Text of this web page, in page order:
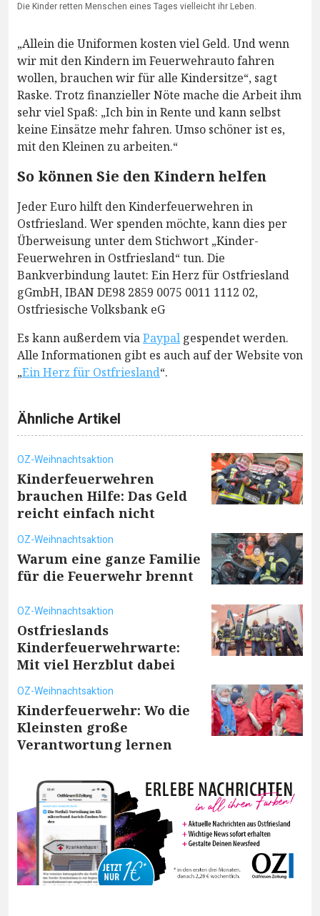
Die Kinder retten Menschen eines Tages vielleicht ihr Leben.
„Allein die Uniformen kosten viel Geld. Und wenn
wir mit den Kindern im Feuerwehrauto fahren
wollen, brauchen wir für alle Kindersitze“, sagt
Raske. Trotz finanzieller Nöte mache die Arbeit ihm
sehr viel Spaß: „Ich bin in Rente und kann selbst
keine Einsätze mehr fahren. Umso schöner ist es,
mit den Kleinen zu arbeiten.“
So können Sie den Kindern helfen
Jeder Euro hilft den Kinderfeuerwehren in
Ostfriesland. Wer spenden möchte, kann dies per
Überweisung unter dem Stichwort „Kinder-
Feuerwehren in Ostfriesland“ tun. Die
Bankverbindung lautet: Ein Herz für Ostfriesland
gGmbH, IBAN DE98 2859 0075 0011 1112 02,
Ostfriesische Volksbank eG
Es kann außerdem viaPaypal gespendet werden.
Alle Informationen gibt es auch auf der Website von
„Ein Herz für Ostfriesland“.
Ähnliche Artikel
OZ-Weihnachtsaktion
Kinderfeuerwehren
brauchen Hilfe: Das Geld
reicht einfach nicht
OZ-Weihnachtsaktion
Warum eine ganze Familie
für die Feuerwehr brennt
OZ-Weihnachtsaktion
Ostfrieslands
Kinderfeuerwehrwarte:
Mit viel Herzblut dabei
OZ-Weihnachtsaktion
Kinderfeuerwehr: Wo die
Kleinsten große
Verantwortung lernen